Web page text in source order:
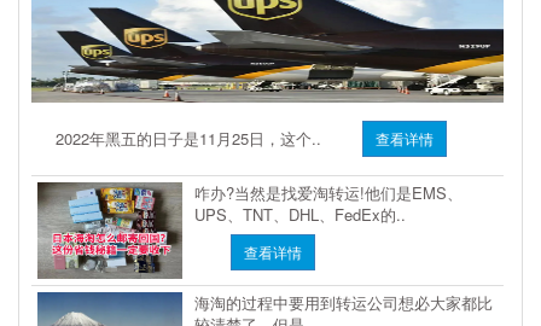
2022年黑五的日子是11月25日，这个.. 查看详情
咋办?当然是找爱淘转运!他们是EMS、
UPS、TNT、DHL、FedEx的..
查看详情
海淘的过程中要用到转运公司想必大家都比